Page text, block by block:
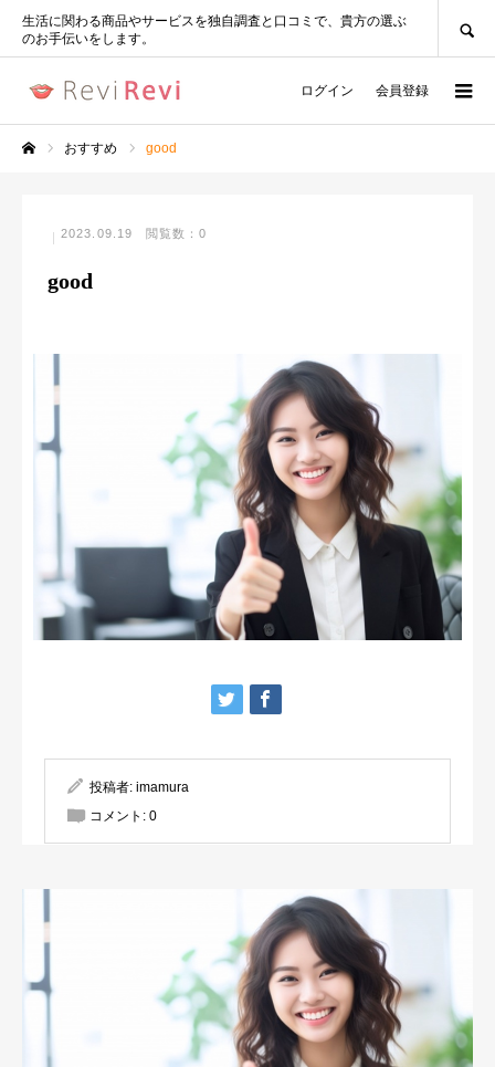
生活に関わる商品やサービスを独自調査と口コミで、貴方の選ぶ
のお手伝いをします。
ログイン 会員登録
おすすめ good
2023.09.19 閲覧数：0
good
投稿者: imamura
コメント: 0